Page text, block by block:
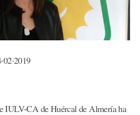
IULV-CA de Huércal de Almería ha